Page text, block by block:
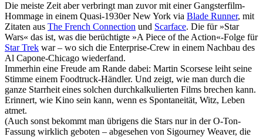
Die meiste Zeit aber verbringt man zuvor mit einer Gangs­ter­film-
Hommage in einem Quasi-1930er New York via Blade Runner, mit
Zitaten aus The French Connec­tion und Scarface. Die für »Star
Wars« das ist, was die berüch­tigte »A Piece of the Action«-Folge für
Star Trek war – wo sich die Enter­prise-Crew in einem Nachbau des
Al Capone-Chicago wieder­fand.
Immerhin eine Freude am Rande dabei: Martin Scorsese leiht seine
Stimme einem Foodtruck-Händler. Und zeigt, wie man durch die
ganze Starrheit eines solchen durch­kal­ku­lierten Films brechen kann.
Erinnert, wie Kino sein kann, wenn es Spon­ta­n­eität, Witz, Leben
atmet.
(Auch sonst bekommt man übrigens die Stars nur in der O-Ton-
Fassung wirklich geboten – abgesehen von Sigourney Weaver, die